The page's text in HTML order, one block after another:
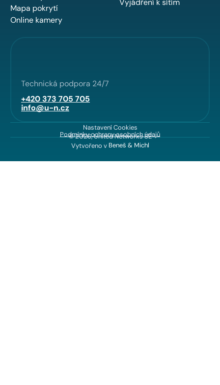
Mapa pokrytí
Online kamery
Vyjádření k sítím
Technická podpora 24/7
+420 373 705 705
info@u-n.cz
Nastavení Cookies
Podmínky ochrany osobních údajů
© 2026, United Networks SE
Vytvořeno v Beneš & Michl